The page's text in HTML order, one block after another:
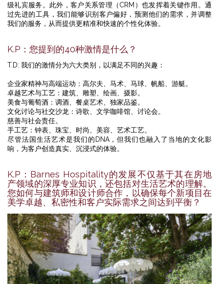
级礼宾服务。此外，客户关系管理（CRM）也发挥着关键作用。通
过先进的工具，我们能够识别客户偏好，预测他们的需求，并调整
我们的服务，从而提供更精准和快速的个性化体验。
K.P：您提到的40种激情是什么？
T.D: 我们的激情分为六大类别，以满足不同的兴趣：
企业家精神与高端运动：高尔夫、马术、马球、帆船、游艇。
卓越艺术与工艺：建筑、雕塑、绘画、摄影。
美食与葡萄酒：调酒、餐桌艺术、独家品鉴。
文化讨论与社交沙龙：诗歌、文学咖啡馆、讨论会。
慈善与社会责任。
手工艺：钟表、珠宝、时尚、美容、艺术工艺。
尽管法国生活艺术是我们的DNA，但我们也融入了当地的文化影
响，为客户创造真实、沉浸式的体验。
K.P：Barnes Hospitality的发展不仅基于其在房地
产领域的深厚专业知识，还包括对生活艺术的理解。
您如何与建筑师和设计师合作，以确保每个新项目在
美学卓越、私密性和客户实际需求之间达到平衡？